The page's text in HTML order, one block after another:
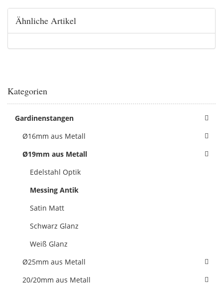
Ähnliche Artikel
Kategorien
Gardinenstangen
Ø16mm aus Metall
Ø19mm aus Metall
Edelstahl Optik
Messing Antik
Satin Matt
Schwarz Glanz
Weiß Glanz
Ø25mm aus Metall
20/20mm aus Metall